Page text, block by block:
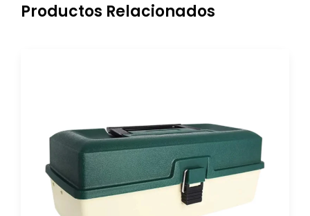
Productos Relacionados